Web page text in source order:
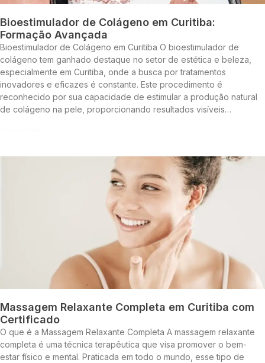
Bioestimulador de Colágeno em Curitiba:
Formação Avançada
Bioestimulador de Colágeno em Curitiba O bioestimulador de
colágeno tem ganhado destaque no setor de estética e beleza,
especialmente em Curitiba, onde a busca por tratamentos
inovadores e eficazes é constante. Este procedimento é
reconhecido por sua capacidade de estimular a produção natural
de colágeno na pele, proporcionando resultados visíveis…
Massagem Relaxante Completa em Curitiba com
Certificado
O que é a Massagem Relaxante Completa A massagem relaxante
completa é uma técnica terapêutica que visa promover o bem-
estar físico e mental. Praticada em todo o mundo, esse tipo de